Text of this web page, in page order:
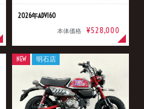
2026年ADV160
本体価格 ¥528,000
NEW 明石店